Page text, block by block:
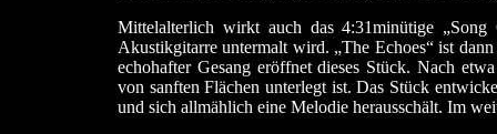
Mittelalterlich wirkt auch das 4:31minütige
Akustikgitarre untermalt wird. „The Echoes“ ist
echohafter Gesang eröffnet dieses Stück. Nach
von sanften Flächen unterlegt ist. Das Stück
und sich allmählich eine Melodie herausschält. Im